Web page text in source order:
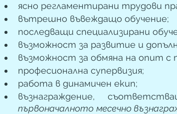
ясно регламентирани трудови
вътрешно въвеждащо обучение;
последващи специализирани
възможност за развитие и
възможност за обмяна на опит с
професионална супервизия;
работа в динамичен екип;
първоначалното месечно